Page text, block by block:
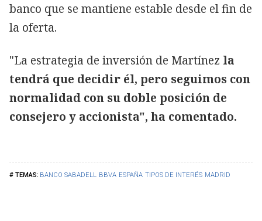
BANCO SABADELL BBVA ESPAÑA TIPOS DE INTERÉS MADRID
banco que se mantiene estable desde el fin de
la oferta.
"La estrategia de inversión de Martínez la
tendrá que decidir él, pero seguimos con
normalidad con su doble posición de
consejero y accionista", ha comentado.